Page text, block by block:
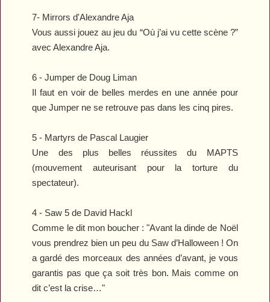
7- Mirrors d'Alexandre Aja
Vous aussi jouez au jeu du “Où j’ai vu cette scène ?”
avec Alexandre Aja.
6 -Jumper de Doug Liman
Il faut en voir de belles merdes en une année pour
queJumper ne se retrouve pas dans les cinq pires.
5 - Martyrs de Pascal Laugier
Une des plus belles réussites du MAPTS
(mouvement auteurisant pour la torture du
spectateur).
4 - Saw 5 de David Hackl
Comme le dit mon boucher : "Avant la dinde de Noël
vous prendrez bien un peu du Sawd’Halloween ! On
a gardé des morceaux des années d’avant, je vous
garantis pas que ça soit très bon. Mais comme on
dit c’est la crise…"